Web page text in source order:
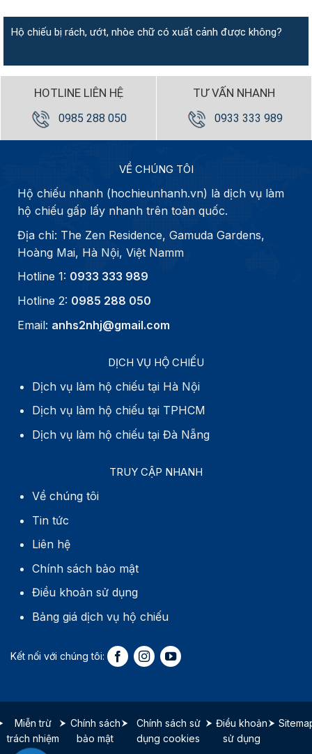
Hộ chiếu bị rách, ướt, nhòe chữ có xuất cảnh được không?
HOTLINE LIÊN HỆ
0985 288 050
TƯ VẤN NHANH
0933 333 989
VỀ CHÚNG TÔI
Hộ chiếu nhanh (hochieunhanh.vn) là dịch vụ làm
hộ chiếu gấp lấy nhanh trên toàn quốc.
Địa chỉ: The Zen Residence, Gamuda Gardens,
Hoàng Mai, Hà Nội, Việt Namm
Hotline 1: 0933 333 989
Hotline 2: 0985 288 050
Email: anhs2nhj@gmail.com
DỊCH VỤ HỘ CHIẾU
Dịch vụ làm hộ chiếu tại Hà Nội
Dịch vụ làm hộ chiếu tại TPHCM
Dịch vụ làm hộ chiếu tại Đà Nẵng
TRUY CẬP NHANH
Về chúng tôi
Tin tức
Liên hệ
Chính sách bảo mật
Điều khoản sử dụng
Bảng giá dịch vụ hộ chiếu
Miễn trừ
trách nhiệm
Chính sách
bảo mật
Chính sách sử
dụng cookies
Điều khoản
sử dụng